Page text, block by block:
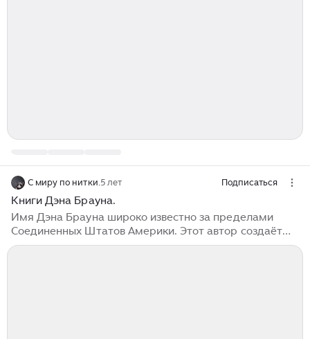
С миру по нитки. 5 лет Подписаться
Книги Дэна Брауна.
Имя Дэна Брауна широко известно за пределами
Соединенных Штатов Америки. Этот автор создаёт
действительно увлекательные романы, которые